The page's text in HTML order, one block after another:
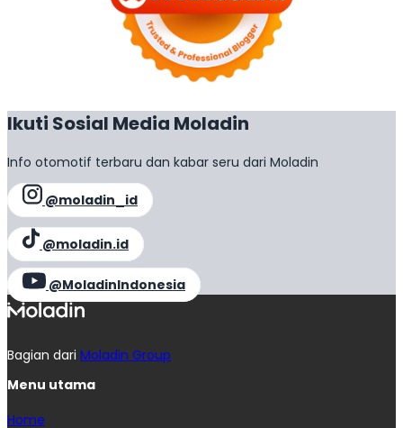
Ikuti Sosial Media Moladin
Info otomotif terbaru dan kabar seru dari Moladin
@moladin_id
@moladin.id
@MoladinIndonesia
Bagian dari Moladin Group
Menu utama
Home